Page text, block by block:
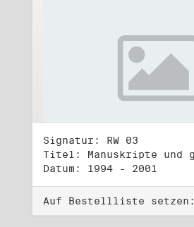
Signatur: RW 03
Datum: 1994 - 2001
Auf Bestellliste setzen: